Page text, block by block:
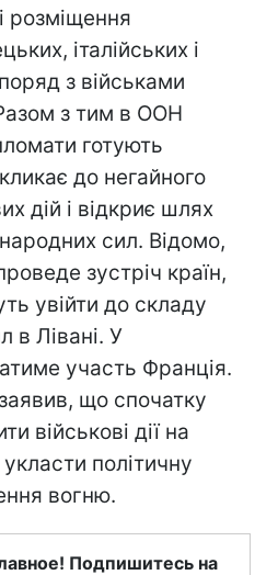
розміщення
італійських і
з військами
з тим в ООН
готують
до негайного
дій і відкриє шлях
сил. Відомо,
зустріч країн,
увійти до складу
в Лівані. У
участь Франція.
що спочатку
військові дії на
політичну
вогню.
Подпишитесь на